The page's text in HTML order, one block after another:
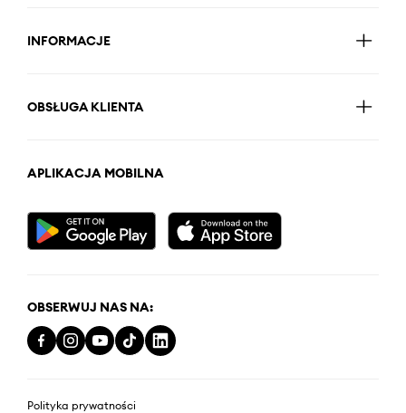
INFORMACJE
OBSŁUGA KLIENTA
APLIKACJA MOBILNA
OBSERWUJ NAS NA:
Polityka prywatności